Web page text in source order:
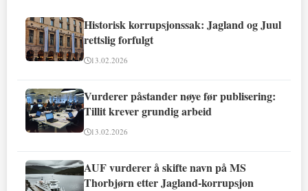
Historisk korrupsjonssak: Jagland og Juul
rettslig forfulgt
13.02.2026
Vurderer påstander nøye før publisering:
Tillit krever grundig arbeid
13.02.2026
AUF vurderer å skifte navn på MS
Thorbjørn etter Jagland-korrupsjon